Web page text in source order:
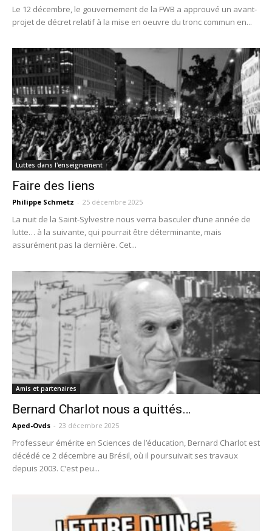
Le 12 décembre, le gouvernement de la FWB a approuvé un avant-
projet de décret relatif à la mise en oeuvre du tronc commun en...
Luttes dans l'enseignement
Faire des liens
Philippe Schmetz - 25 décembre 2025
La nuit de la Saint-Sylvestre nous verra basculer d’une année de
lutte… à la suivante, qui pourrait être déterminante, mais
assurément pas la dernière. Cet...
Amis et partenaires
Bernard Charlot nous a quittés…
Aped-Ovds - 23 décembre 2025
Professeur émérite en Sciences de l’éducation, Bernard Charlot est
décédé ce 2 décembre au Brésil, où il poursuivait ses travaux
depuis 2003. C’est peu...